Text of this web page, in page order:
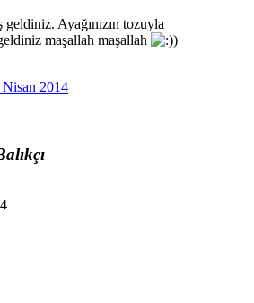
geldiniz. Ayağınızın tozuyla
maşallah maşallah
)
Nisan 2014